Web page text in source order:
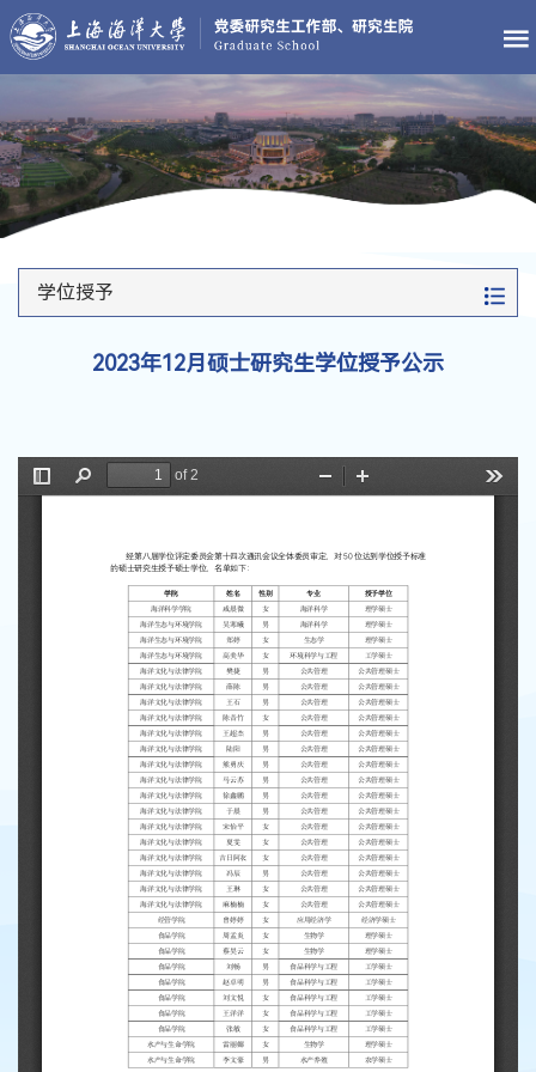
学位授予
2023年12月硕士研究生学位授予公示